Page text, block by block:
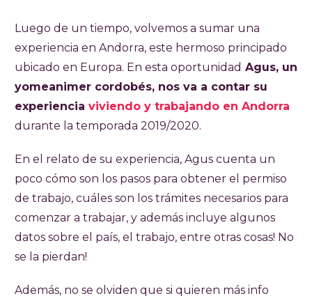
Luego de un tiempo, volvemos a sumar una
experiencia en Andorra, este hermoso principado
ubicado en Europa. En esta oportunidad Agus, un
yomeanimer cordobés, nos va a contar su
experiencia viviendo y trabajando en Andorra
durante la temporada 2019/2020.
En el relato de su experiencia, Agus cuenta un
poco cómo son los pasos para obtener el permiso
de trabajo, cuáles son los trámites necesarios para
comenzar a trabajar, y además incluye algunos
datos sobre el país, el trabajo, entre otras cosas! No
se la pierdan!
Además, no se olviden que si quieren más info